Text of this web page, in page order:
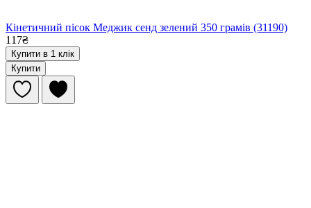
Кінетичний пісок Меджик сенд зелений 350 грамів (31190)
117₴
Купити в 1 клік
Купити